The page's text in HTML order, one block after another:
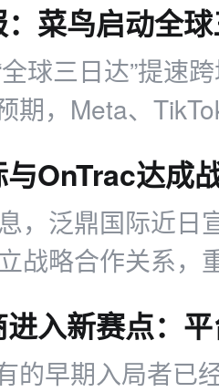
球三日达”提速
期，Meta、
，泛鼎国际近日
战略合作关系，
的早期入局者已